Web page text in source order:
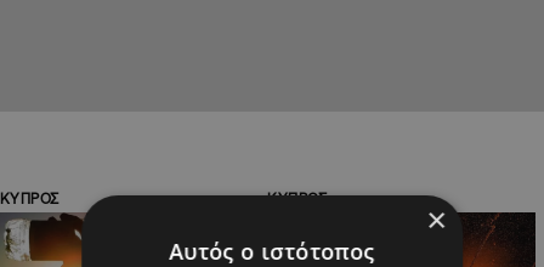
ΚΥΠΡΟΣ ΚΥΠΡΟΣ
×
Αυτός ο ιστότοπος